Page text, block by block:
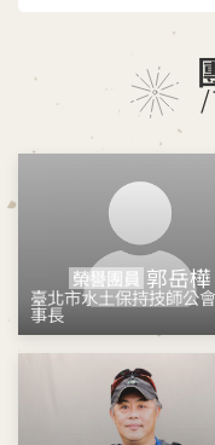
/
榮譽團員 郭岳樺
臺北市水土保持技師公
事長